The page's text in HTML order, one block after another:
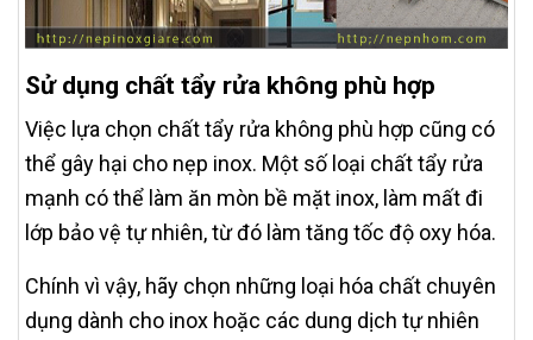
Sử dụng chất tẩy rửa không phù hợp
Việc lựa chọn chất tẩy rửa không phù hợp cũng có
thể gây hại cho nẹp inox. Một số loại chất tẩy rửa
mạnh có thể làm ăn mòn bề mặt inox, làm mất đi
lớp bảo vệ tự nhiên, từ đó làm tăng tốc độ oxy hóa.
Chính vì vậy, hãy chọn những loại hóa chất chuyên
dụng dành cho inox hoặc các dung dịch tự nhiên